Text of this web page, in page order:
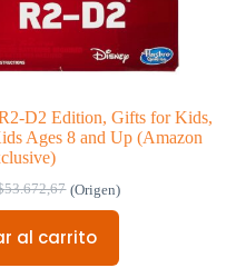
D2 Edition, Gifts for Kids,
Ages 8 and Up (Amazon
53.672,67 (Origen)
al carrito